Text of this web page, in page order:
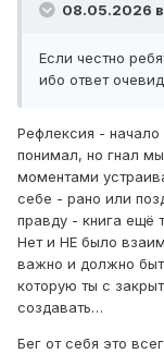
08.05.2026 в
Если честно
ибо ответ
Рефлексия -
понимал, но гнал
моментами
себе - рано или
правду - книга ещё
Нет и НЕ было
важно и должно
которую ты с
создавать…
Бег от себя это